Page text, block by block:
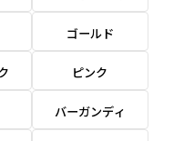
ゴールド
ピンク
バーガンディ
いたします。
ください。
円］
ます。ご確認のお
いたします。
ムな印象を受けま
ムな印象を受けま
上下棒袋縫い
（上と下）
をお書きください